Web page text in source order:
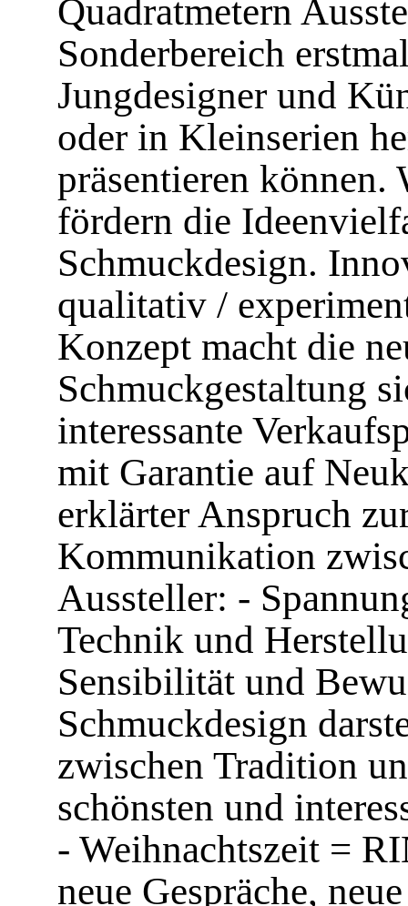
Quadratmetern
Sonderbereich
Jungdesigner und
oder in Kleinserien
präsentieren können.
fördern die
Schmuckdesign.
qualitativ /
Konzept macht die
Schmuckgestaltung
interessante
mit Garantie auf
erklärter Anspruch
Kommunikation
Aussteller: -
Technik und
Sensibilität und
Schmuckdesign
zwischen Tradition
schönsten und
- Weihnachtszeit =
neue Gespräche,